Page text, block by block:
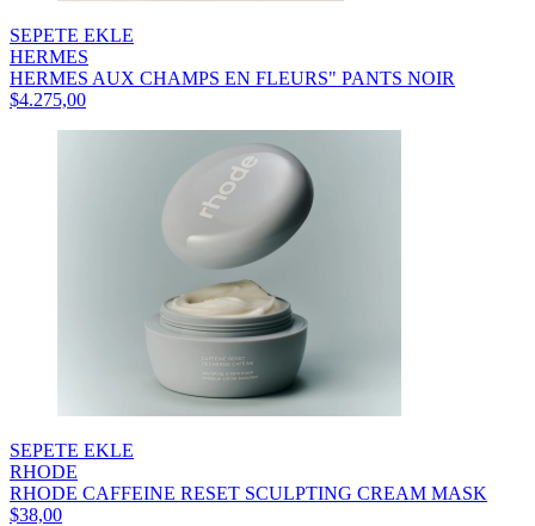
SEPETE EKLE
HERMES
HERMES AUX CHAMPS EN FLEURS" PANTS NOIR
$4.275,00
SEPETE EKLE
RHODE
RHODE CAFFEINE RESET SCULPTING CREAM MASK
$38,00